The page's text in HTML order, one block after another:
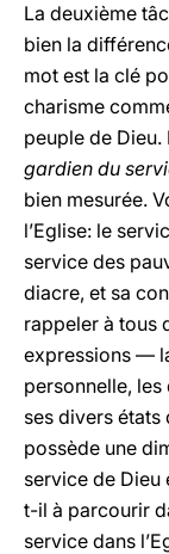
La deuxième
bien la
mot est la clé
charisme
peuple de
gardien du
bien mesurée.
l’Eglise: le
service des
diacre, et sa
rappeler à tous
expressions —
personnelle,
ses divers
possède une
service de Dieu
t-il à parcourir
service dans